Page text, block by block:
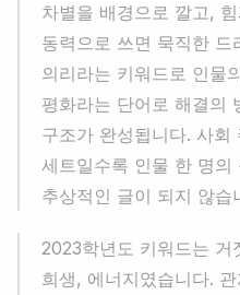
차별을 배경으로 깔고,
동력으로 쓰면 묵직한 드
의리라는 키워드로 인물
평화라는 단어로 해결의
구조가 완성됩니다. 사회
세트일수록 인물 한 명
추상적인 글이 되지 않습
2023학년도 키워드는
희생, 에너지였습니다.